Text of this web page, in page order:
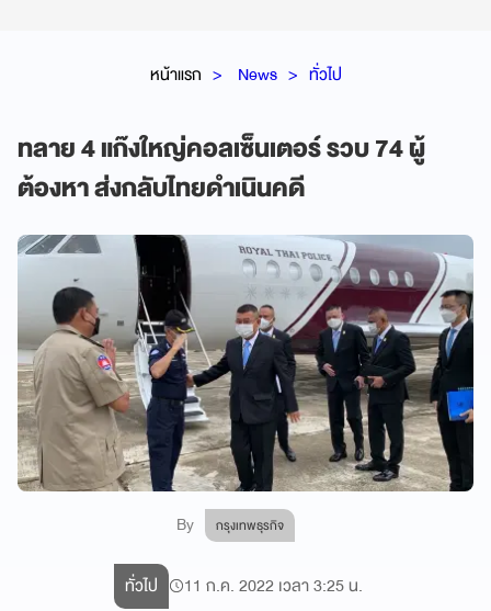
หน้าแรก News ทั่วไป
ทลาย 4 แก๊งใหญ่คอลเซ็นเตอร์ รวบ 74 ผู้
ต้องหา ส่งกลับไทยดำเนินคดี
By กรุงเทพธุรกิจ
ทั่วไป 11 ก.ค. 2022 เวลา 3:25 น.